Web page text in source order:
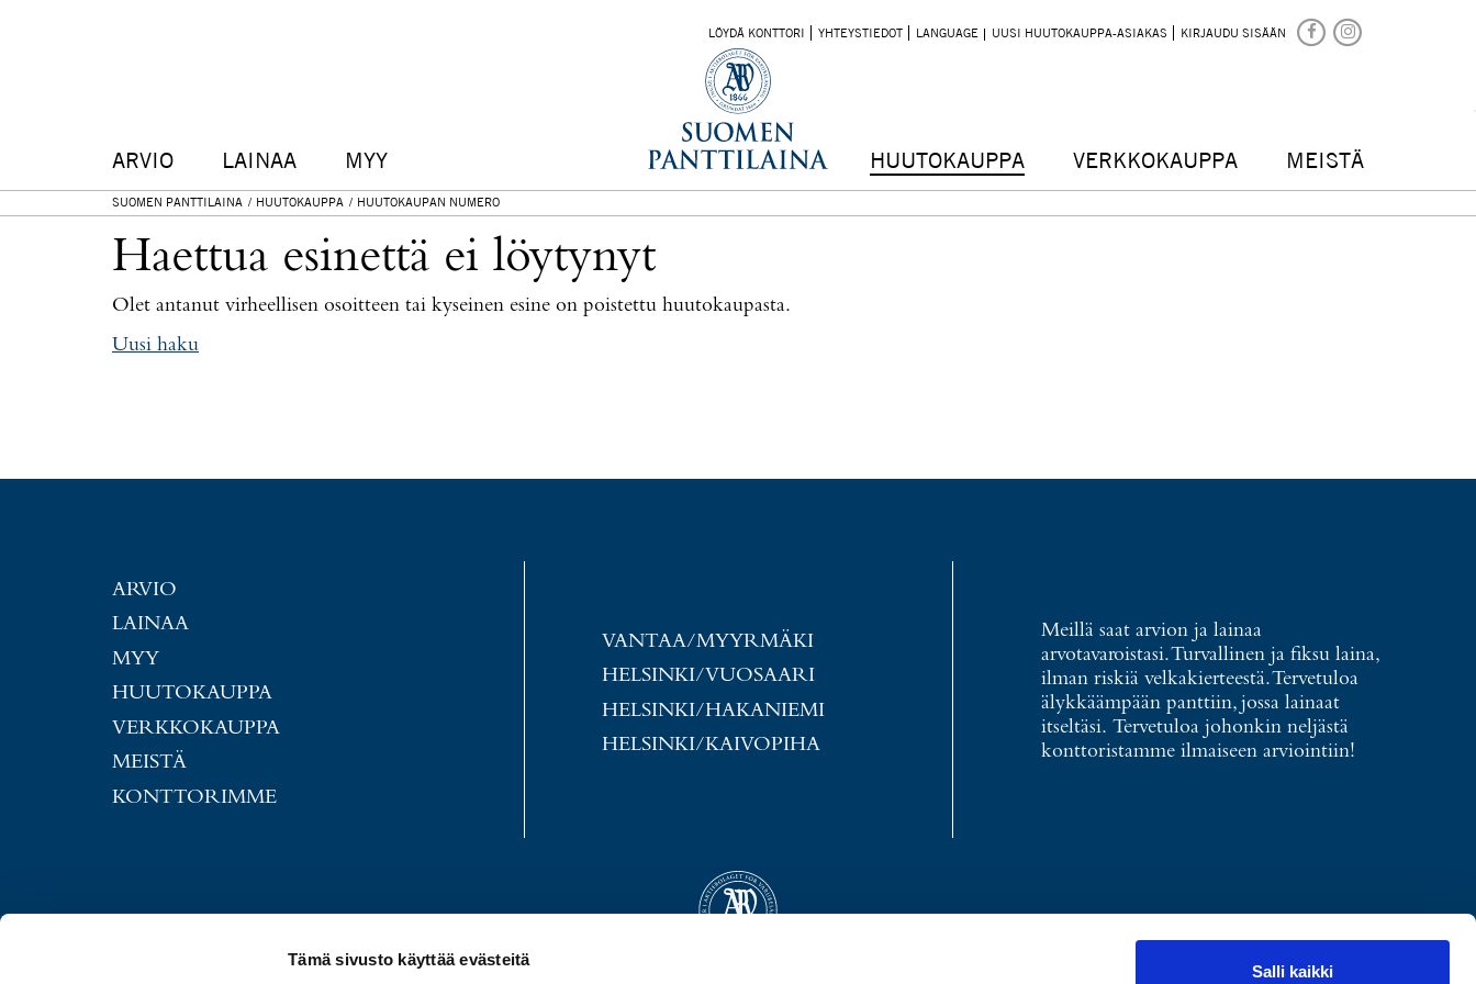
Tämä sivusto käyttää evästeitä
Salli kaikki
LÖYDÄ KONTTORI YHTEYSTIEDOT LANGUAGE UUSI HUUTOKAUPPA-ASIAKAS KIRJAUDU SISÄÄN
ARVIO LAINAA MYY HUUTOKAUPPA VERKKOKAUPPA MEISTÄ
SUOMEN PANTTILAINA HUUTOKAUPPA HUUTOKAUPAN NUMERO
Haettua esinettä ei löytynyt
Olet antanut virheellisen osoitteen tai kyseinen esine on poistettu huutokaupasta.
Uusi haku
ARVIO
LAINAA
MYY
HUUTOKAUPPA
VERKKOKAUPPA
MEISTÄ
KONTTORIMME
VANTAA/MYYRMÄKI
HELSINKI/VUOSAARI
HELSINKI/HAKANIEMI
HELSINKI/KAIVOPIHA
Meillä saat arvion ja lainaa
arvotavaroistasi. Turvallinen ja fiksu laina,
ilman riskiä velkakierteestä. Tervetuloa
älykkäämpään panttiin, jossa lainaat
itseltäsi. Tervetuloa johonkin neljästä
konttoristamme ilmaiseen arviointiin!